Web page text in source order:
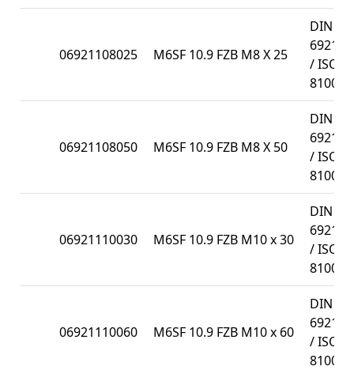
06921108025 M6SF 10.9 FZB M8 X 25
DIN
6921
/ ISO
8100
06921108050 M6SF 10.9 FZB M8 X 50
DIN
6921
/ ISO
8100
06921110030 M6SF 10.9 FZB M10 x 30
DIN
6921
/ ISO
8100
06921110060 M6SF 10.9 FZB M10 x 60
DIN
6921
/ ISO
8100